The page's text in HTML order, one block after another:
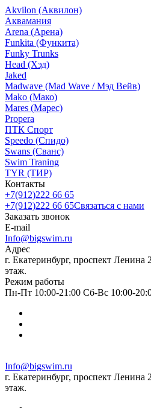
Akvilon (Аквилон)
Аквамания
Arena (Арена)
Funkita (Функита)
Funky Trunks
Head (Хэд)
Jaked
Madwave (Mad Wave / Мэд Вейв)
Mako (Мако)
Mares (Марес)
Propera
ПТК Спорт
Speedo (Спидо)
Swans (Сванс)
Swim Traning
TYR (ТИР)
Контакты
+7(912)222 66 65
+7(912)222 66 65Связаться с нами
Заказать звонок
E-mail
Info@bigswim.ru
Адрес
г. Екатеринбург, проспект
этаж.
Режим работы
Пн-Пт 10:00-21:00 Сб-Вс 10:00-
Info@bigswim.ru
г. Екатеринбург, проспект
этаж.